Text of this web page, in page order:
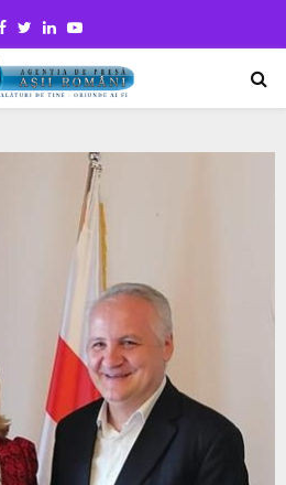
Facebook
TwitterLinkedinYoutube